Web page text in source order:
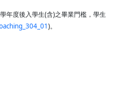
年度後入學生(含)之畢業門檻，學生
)。